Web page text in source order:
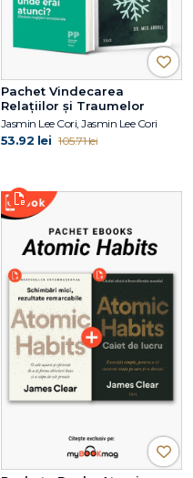
Pachet Vindecarea
Relațiilor și Traumelor
Jasmin Lee Cori, Jasmin Lee Cori
53.92 lei 105.71 lei